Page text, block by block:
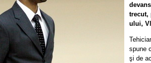
trecut,
ului,
spune
şi de